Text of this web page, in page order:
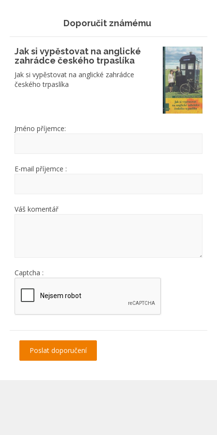
Doporučit známému
Jak si vypěstovat na anglické
zahrádce českého trpaslíka
Jak si vypěstovat na anglické zahrádce
českého trpaslíka
Jméno příjemce:
E-mail příjemce :
Váš komentář
Captcha :